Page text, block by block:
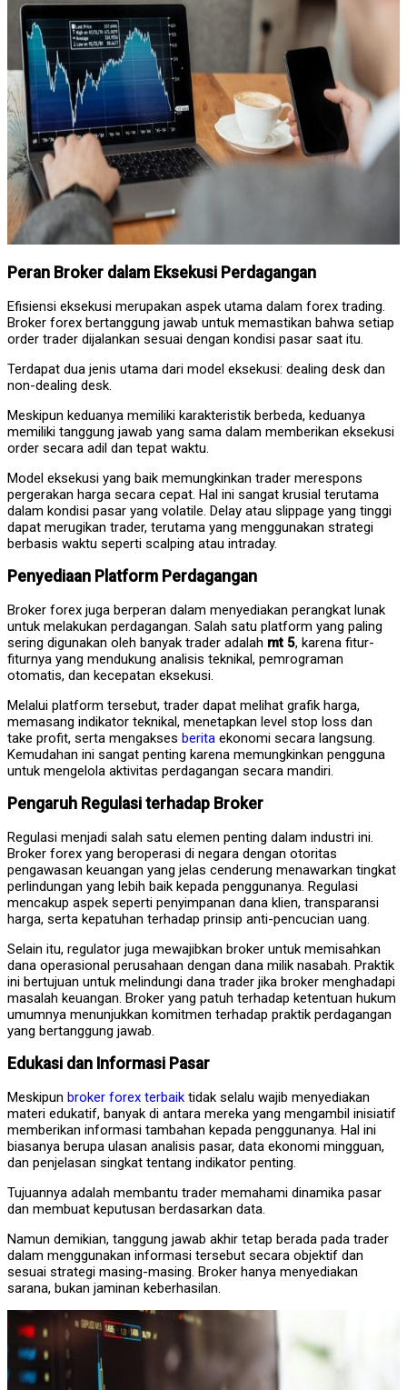
Peran Broker dalam Eksekusi Perdagangan
Efisiensi eksekusi merupakan aspek utama dalam forex trading.
Broker forex bertanggung jawab untuk memastikan bahwa setiap
order trader dijalankan sesuai dengan kondisi pasar saat itu.
Terdapat dua jenis utama dari model eksekusi: dealing desk dan
non-dealing desk.
Meskipun keduanya memiliki karakteristik berbeda, keduanya
memiliki tanggung jawab yang sama dalam memberikan eksekusi
order secara adil dan tepat waktu.
Model eksekusi yang baik memungkinkan trader merespons
pergerakan harga secara cepat. Hal ini sangat krusial terutama
dalam kondisi pasar yang volatile. Delay atau slippage yang tinggi
dapat merugikan trader, terutama yang menggunakan strategi
berbasis waktu seperti scalping atau intraday.
Penyediaan Platform Perdagangan
Broker forex juga berperan dalam menyediakan perangkat lunak
untuk melakukan perdagangan. Salah satu platform yang paling
sering digunakan oleh banyak trader adalah mt 5, karena fitur-
fiturnya yang mendukung analisis teknikal, pemrograman
otomatis, dan kecepatan eksekusi.
Melalui platform tersebut, trader dapat melihat grafik harga,
memasang indikator teknikal, menetapkan level stop loss dan
take profit, serta mengakses berita ekonomi secara langsung.
Kemudahan ini sangat penting karena memungkinkan pengguna
untuk mengelola aktivitas perdagangan secara mandiri.
Pengaruh Regulasi terhadap Broker
Regulasi menjadi salah satu elemen penting dalam industri ini.
Broker forex yang beroperasi di negara dengan otoritas
pengawasan keuangan yang jelas cenderung menawarkan tingkat
perlindungan yang lebih baik kepada penggunanya. Regulasi
mencakup aspek seperti penyimpanan dana klien, transparansi
harga, serta kepatuhan terhadap prinsip anti-pencucian uang.
Selain itu, regulator juga mewajibkan broker untuk memisahkan
dana operasional perusahaan dengan dana milik nasabah. Praktik
ini bertujuan untuk melindungi dana trader jika broker menghadapi
masalah keuangan. Broker yang patuh terhadap ketentuan hukum
umumnya menunjukkan komitmen terhadap praktik perdagangan
yang bertanggung jawab.
Edukasi dan Informasi Pasar
Meskipun broker forex terbaik tidak selalu wajib menyediakan
materi edukatif, banyak di antara mereka yang mengambil inisiatif
memberikan informasi tambahan kepada penggunanya. Hal ini
biasanya berupa ulasan analisis pasar, data ekonomi mingguan,
dan penjelasan singkat tentang indikator penting.
Tujuannya adalah membantu trader memahami dinamika pasar
dan membuat keputusan berdasarkan data.
Namun demikian, tanggung jawab akhir tetap berada pada trader
dalam menggunakan informasi tersebut secara objektif dan
sesuai strategi masing-masing. Broker hanya menyediakan
sarana, bukan jaminan keberhasilan.